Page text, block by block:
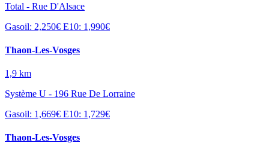
Total - Rue D'Alsace
Gasoil: 2,250€ E10: 1,990€
Thaon-Les-Vosges
1,9 km
Système U - 196 Rue De Lorraine
Gasoil: 1,669€ E10: 1,729€
Thaon-Les-Vosges